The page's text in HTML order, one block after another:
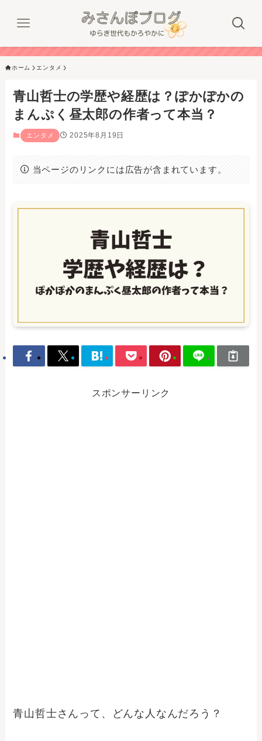
ホーム エンタメ
青山哲士の学歴や経歴は？ぽかぽかの
まんぷく昼太郎の作者って本当？
エンタメ 2025年8月19日
当ページのリンクには広告が含まれています。
スポンサーリンク
青山哲士さんって、どんな人なんだろう？